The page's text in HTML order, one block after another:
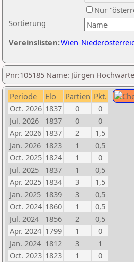
Sortierung
Nur
Vereinslisten:Wien
Pnr:105185 Name: Jürgen
Periode Elo Partien Pkt.
Oct. 2026 1837 0
0
Jul. 2026
1837 0
0
Apr. 2026 1837 2
1,5
Jan. 2026 1823 1
0,5
Oct. 2025 1824 1
0
Jul. 2025
1837 1
0,5
Apr. 2025 1834 3
1,5
Jan. 2025 1839 3
0,5
Oct. 2024 1860 1
0,5
Jul. 2024
1856 2
0,5
Apr. 2024 1799 1
0
Jan. 2024 1812 3
1
Oct. 2023 1823 1
0